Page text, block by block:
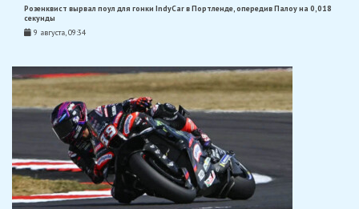
Розенквист вырвал поул для гонки IndyCar в Портленде, опередив Палоу на 0,018
секунды
9 августа, 09:34